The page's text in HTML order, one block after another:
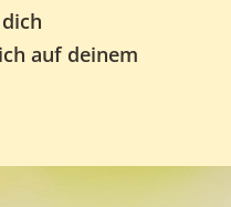
auf deinem